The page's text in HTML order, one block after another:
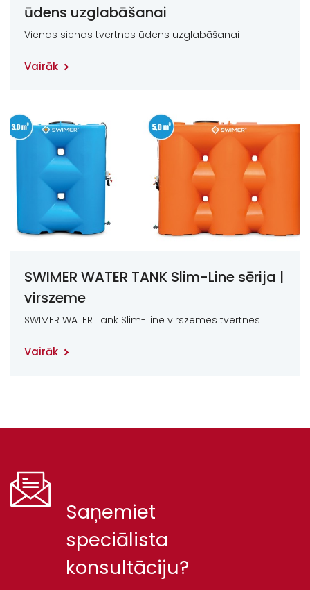
ūdens uzglabāšanai
Vienas sienas tvertnes ūdens uzglabāšanai
Vairāk
SWIMER WATER TANK Slim-Line sērija |
virszeme
SWIMER WATER Tank Slim-Line virszemes tvertnes
Vairāk
Saņemiet
speciālista
konsultāciju?